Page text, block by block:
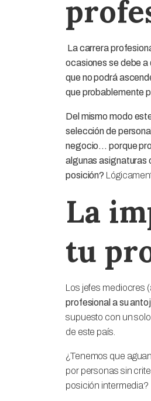
Lacarrera
ocasiones se debe a
queno podrá
que probablemente
Del mismo modo
selección de
negocio… porque
algunas asignaturas
posición?
La
tu
Los jefes mediocres
profesional a su
supuesto con un
de este país.
¿Tenemos que
por personas sin
posición intermedia?